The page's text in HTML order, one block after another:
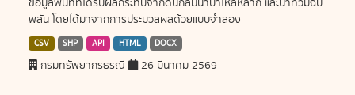
ข้อมูลพื้นที่ที่ได้รับผลกระทบจากดินถล่มน้ำป่าไหลหลาก และน้ำท่วมฉับ
พลัน โดยได้มาจากการประมวลผลด้วยแบบจำลอง
CSV SHP API HTML DOCX
กรมทรัพยากรธรณี 26 มีนาคม 2569